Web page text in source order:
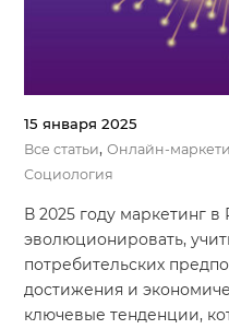
15 января 2025
Все статьи,Онлайн-
Социология
В 2025 году маркетинг
эволюционировать,
потребительских
достижения и
ключевые тенденции,